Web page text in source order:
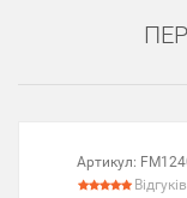
Артикул: